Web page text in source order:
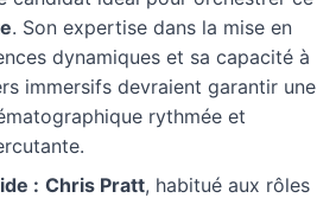
. Son expertise dans la mise en
dynamiques et sa capacité à
immersifs devraient garantir une
rythmée et
: Chris Pratt, habitué aux rôles